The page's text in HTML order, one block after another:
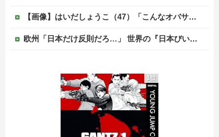
【画像】はいだしょうこ（47）「こんなオバサンでいいの…？」
欧州「日本だけ反則だろ…」 世界の『日本びいき』にヨーロッパ全土から不満の声
佐藤二朗、橋本愛との騒動で主演映画が完全白紙へｗｗｗｗｗ
PTA会長「PTA参加拒否した親へ最終警告。こうなってもいい？」
【なんで】竹島ソングを歌う韓国アイドルグループが待望の日本デビュー
1位